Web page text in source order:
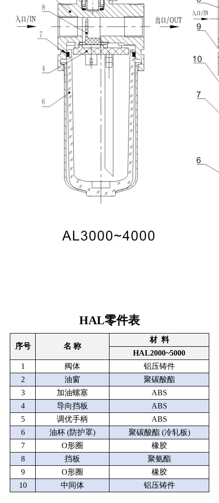
HAL零件表
序号 名 称
材 料
HAL2000~5000
1
阀体
铝压铸件
2
油窗
聚碳酸酯
3
加油螺塞
ABS
4
导向挡板
ABS
5
调优手柄
ABS
6
油杯 (防护罩)
聚碳酸酯 (冷轧板)
7
O形圈
橡胶
8
挡板
聚氨酯
9
O形圈
橡胶
10
中间体 铝压铸件